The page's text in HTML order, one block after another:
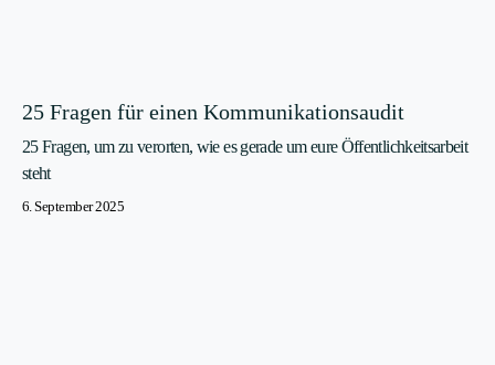
25 Fragen für einen Kommunikationsaudit
25 Fragen, um zu verorten, wie es gerade um eure Öffentlichkeitsarbeit
steht
6. September 2025